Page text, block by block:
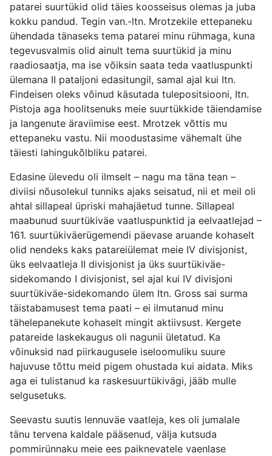
patarei suurtükid olid täies koosseisus olemas ja juba
kokku pandud. Tegin van.-ltn. Mrotzekile ettepaneku
ühendada tänaseks tema patarei minu rühmaga, kuna
tegevusvalmis olid ainult tema suurtükid ja minu
raadiosaatja, ma ise võiksin saata teda vaatluspunkti
ülemana II pataljoni edasitungil, samal ajal kui Itn.
Findeisen oleks võinud käsutada tulepositsiooni, Itn.
Pistoja aga hoolitsenuks meie suurtükkide täiendamise
ja langenute äraviimise eest. Mrotzek võttis mu
ettepaneku vastu. Nii moodustasime vähemalt ühe
täiesti lahingukõlbliku patarei.
Edasine ülevedu oli ilmselt – nagu ma täna tean –
diviisi nõusolekul tunniks ajaks seisatud, nii et meil oli
ahtal sillapeal üpriski mahajäetud tunne. Sillapeal
maabunud suurtükiväe vaatluspunktid ja eelvaatlejad –
161. suurtükiväerügemendi päevase aruande kohaselt
olid nendeks kaks patareiülemat meie IV divisjonist,
üks eelvaatleja II divisjonist ja üks suurtükiväe-
sidekomando I divisjonist, sel ajal kui IV divisjoni
suurtükiväe-sidekomando ülem Itn. Gross sai surma
täistabamusest tema paati – ei ilmutanud minu
tähelepanekute kohaselt mingit aktiivsust. Kergete
patareide laskekaugus oli nagunii ületatud. Ka
võinuksid nad piirkaugusele iseloomuliku suure
hajuvuse tõttu meid pigem ohustada kui aidata. Miks
aga ei tulistanud ka raskesuurtükivägi, jääb mulle
selgusetuks.
Seevastu suutis lennuväe vaatleja, kes oli jumalale
tänu tervena kaldale pääsenud, välja kutsuda
pommirünnaku meie ees paiknevatele vaenlase